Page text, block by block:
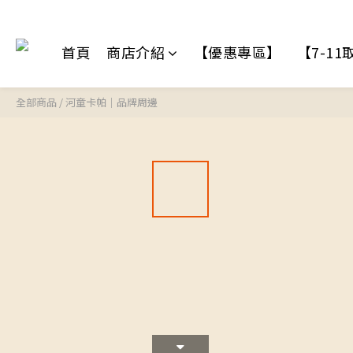
首頁 商店介紹 【優惠專區】 【7-11
全部商品 /河童卡帕｜品牌周邊